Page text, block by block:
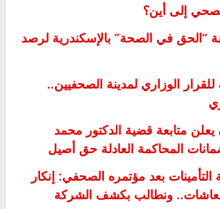
إلى أين؟
“الحق في الصحة” بالإسكندرية لرصد
الوزاري لمدينة الصحفيين..
متابعة قضية الدكتور محمد
المحاكمة العادلة حق أصيل
بعد مؤتمره الصحفي: إنكار
ونطالب بكشف الشركة